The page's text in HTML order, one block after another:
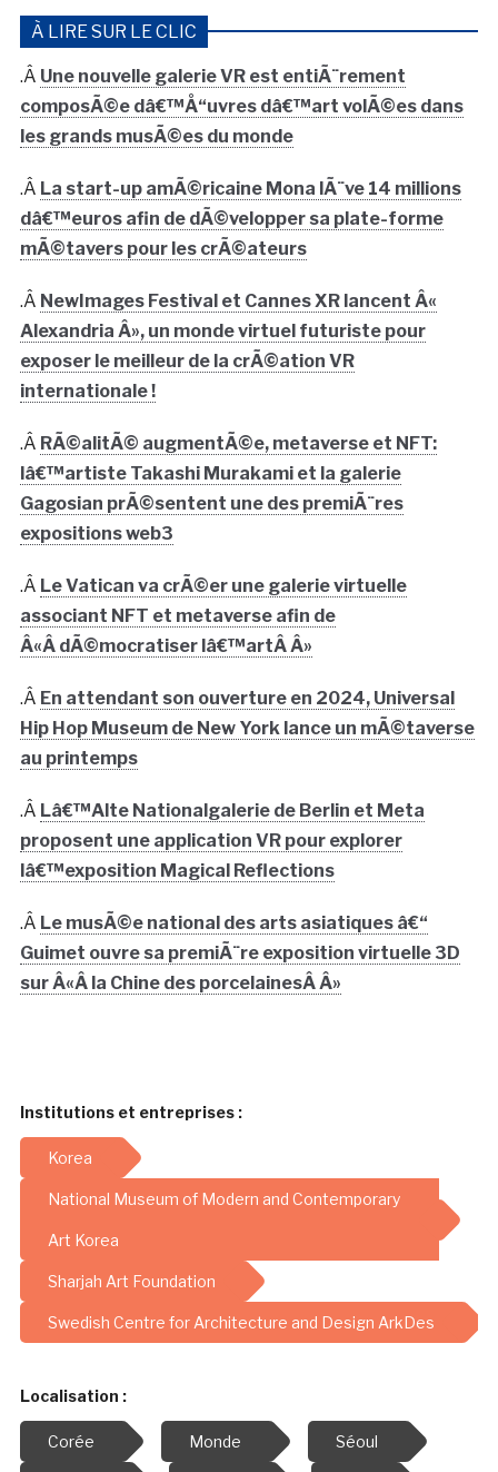
À LIRE SUR LE CLIC
.Â Une nouvelle galerie VR est entiÃ¨rement
composÃ©e dâ€™Å“uvres dâ€™art volÃ©es dans
les grands musÃ©es du monde
.Â La start-up amÃ©ricaine Mona lÃ¨ve 14 millions
dâ€™euros afin de dÃ©velopper sa plate-forme
mÃ©tavers pour les crÃ©ateurs
.Â NewImages Festival et Cannes XR lancent Â«
Alexandria Â», un monde virtuel futuriste pour
exposer le meilleur de la crÃ©ation VR
internationale !
.Â RÃ©alitÃ© augmentÃ©e, metaverse et NFT:
lâ€™artiste Takashi Murakami et la galerie
Gagosian prÃ©sentent une des premiÃ¨res
expositions web3
.Â Le Vatican va crÃ©er une galerie virtuelle
associant NFT et metaverse afin de
Â«Â dÃ©mocratiser lâ€™artÂ Â»
.Â En attendant son ouverture en 2024, Universal
Hip Hop Museum de New York lance un mÃ©taverse
au printemps
.Â Lâ€™Alte Nationalgalerie de Berlin et Meta
proposent une application VR pour explorer
lâ€™exposition Magical Reflections
.Â Le musÃ©e national des arts asiatiques â€“
Guimet ouvre sa premiÃ¨re exposition virtuelle 3D
sur Â«Â la Chine des porcelainesÂ Â»
Institutions et entreprises :
Korea
National Museum of Modern and Contemporary
Art Korea
Sharjah Art Foundation
Swedish Centre for Architecture and Design ArkDes
Localisation :
Corée Monde Séoul